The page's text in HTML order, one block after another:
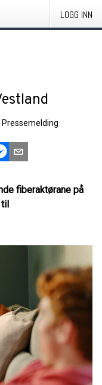
LOGG INN
Pressemelding
fiberaktørane på
til